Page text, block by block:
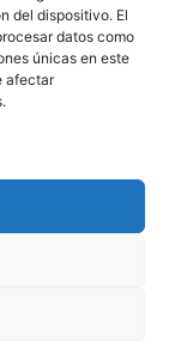
del dispositivo. El
datos como
únicas en este
afectar
para